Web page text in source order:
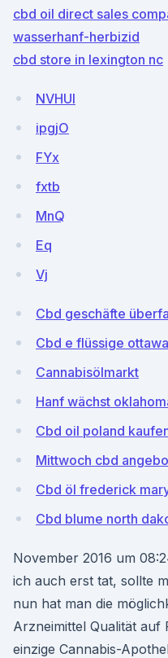
cbd oil direct sales
wasserhanf-herbizid
cbd store in lexington nc
NVHUI
ipgjO
FYx
fxtb
MnQ
Eq
Vj
Cbd geschäfte
Cbd e flüssige ottawa
Cannabisölmarkt
Hanf wächst
Cbd oil poland
Mittwoch cbd
Cbd öl frederick
Cbd blume north
November 2016 um
ich auch erst tat, sollte
nun hat man die
Arzneimittel Qualität auf
einzige Cannabis-